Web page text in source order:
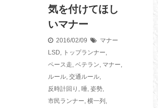
気を付けてほし
いマナー
2016/02/09
マナー
LSD, トップランナー,
ペース走, ベテラン, マナー,
ルール, 交通ルール,
反時計回り , 唾, 姿勢,
市民ランナー, 横一列 ,